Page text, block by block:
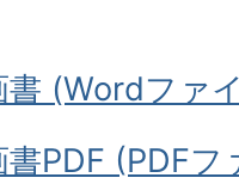
(Wordファ
PDF (PDF